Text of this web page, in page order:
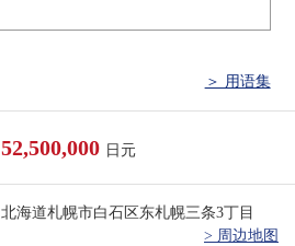
＞ 用语集
52,500,000 日元
北海道札幌市白石区东札幌三条3丁目
> 周边地图